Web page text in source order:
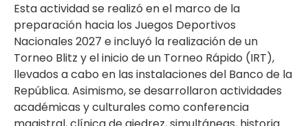
Esta actividad se realizó en el marco de la
preparación hacia los Juegos Deportivos
Nacionales 2027 e incluyó la realización de un
Torneo Blitz y el inicio de un Torneo Rápido (IRT),
llevados a cabo en las instalaciones del Banco de la
República. Asimismo, se desarrollaron actividades
académicas y culturales como conferencia